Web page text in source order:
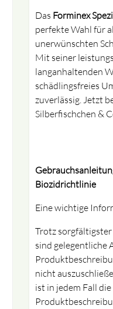
Das Forminex
perfekte Wahl für
unerwünschten
Mit seiner
langanhaltenden
schädlingsfreies
zuverlässig. Jetzt
Silberfischchen &
Biozidrichtlinie
Eine wichtige
Trotz
sind gelegentliche
nicht
ist in jedem Fall